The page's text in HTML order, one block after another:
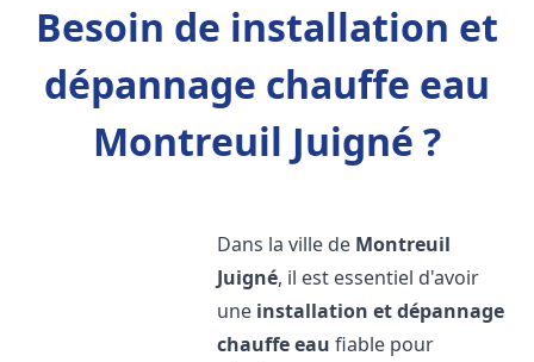
Besoin de installation et
dépannage chauffe eau
Montreuil Juigné ?
Dans la ville de Montreuil
Juigné, il est essentiel d'avoir
une installation et dépannage
chauffe eau fiable pour